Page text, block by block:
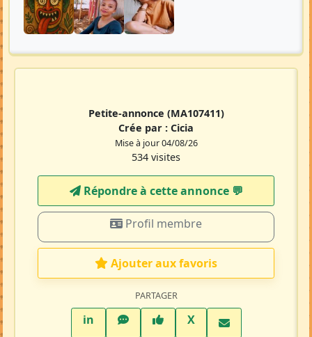
Petite-annonce (MA107411)
Crée par : Cicia
Mise à jour 04/08/26
534 visites
Répondre à cette annonce 💬​
Profil membre
Ajouter aux favoris
PARTAGER
inLinkedInWhatsAppFacebook
XTwitter X